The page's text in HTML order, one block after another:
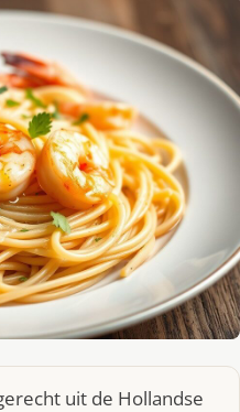
uit de Hollandse